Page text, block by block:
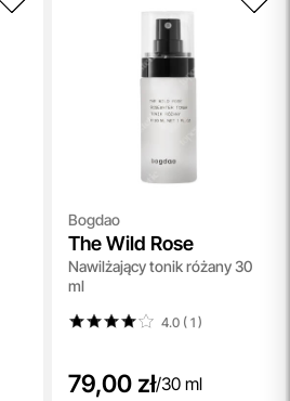
Bogdao
The Wild Rose
Nawilżający tonik różany 30
ml
4.0 ( 1)
79,00 zł/30 ml